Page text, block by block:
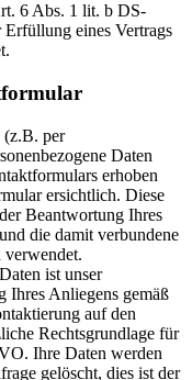
6 Abs. 1 lit. b DS-
eines Vertrags
(z.B. per
Daten
erhoben
ersichtlich. Diese
Beantwortung Ihres
die damit verbundene
verwendet.
ist unser
Ihres Anliegens gemäß
auf den
Rechtsgrundlage für
Ihre Daten werden
gelöscht, dies ist der